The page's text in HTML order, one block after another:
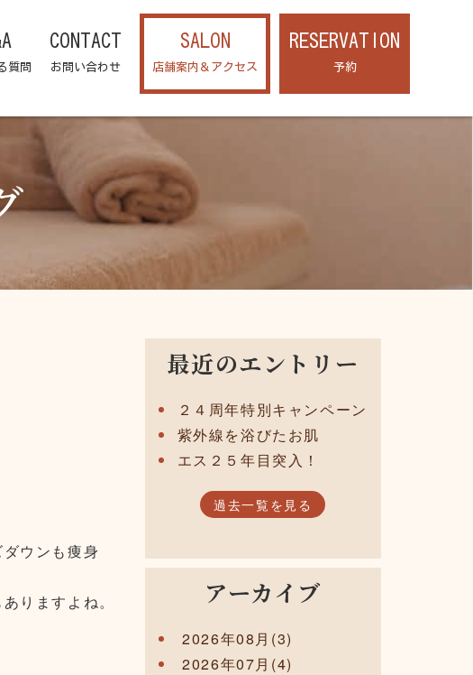
質問
CONTACT
お問い合わせ
SALON
店舗案内＆アクセス
RESERVATION
予約
ウンも痩身
りますよね。
最近のエントリー
２４周年特別キャンペーン
紫外線を浴びたお肌
エス２５年目突入！
過去一覧を見る
アーカイブ
2026年08月(3)
2026年07月(4)